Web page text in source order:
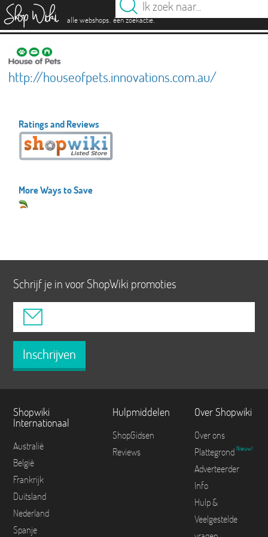
alle webshops. één zoekactie.
http://houseofpets.innovations.com.au/
Ratings and Reviews
More Ways to Save
Schrijf je in voor ShopWiki promoties
Inschrijven
Shopwiki
Internationaal
Australië
België
Frankrijk
Duitsland
Nederland
Spanje
Hulpmiddelen
ShopGidsen
Reviews
Over Shopwiki
Over ons
Plattegrond Nieuw!
Adverteerder
Info
Hulp &
Veelgestelde